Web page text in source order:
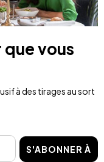
vous
à des tirages au sort
S'ABONNER À